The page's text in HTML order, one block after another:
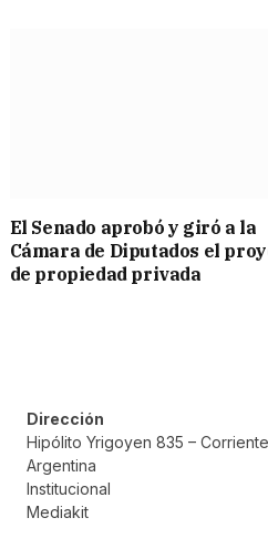
El Senado aprobó y giró a la
Cámara de Diputados el
de propiedad privada
Dirección
Hipólito Yrigoyen 835 –
Argentina
Institucional
Mediakit